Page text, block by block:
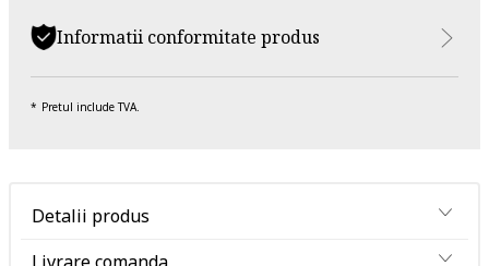
Informatii conformitate produs
Pretul include TVA.
Detalii produs